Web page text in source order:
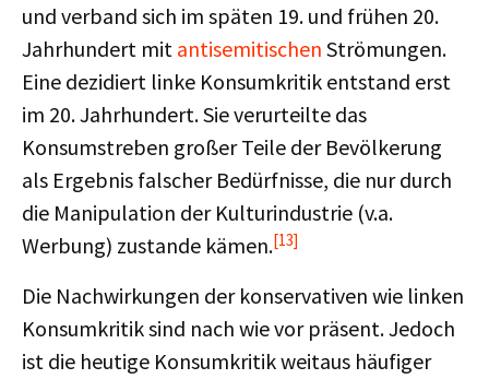
und verband sich im späten 19. und frühen 20.
Jahrhundert mit antisemitischen Strömungen.
Eine dezidiert linke Konsumkritik entstand erst
im 20. Jahrhundert. Sie verurteilte das
Konsumstreben großer Teile der Bevölkerung
als Ergebnis falscher Bedürfnisse, die nur durch
die Manipulation der Kulturindustrie (v.a.
Werbung) zustande kämen.[13]
Die Nachwirkungen der konservativen wie linken
Konsumkritik sind nach wie vor präsent. Jedoch
ist die heutige Konsumkritik weitaus häufiger